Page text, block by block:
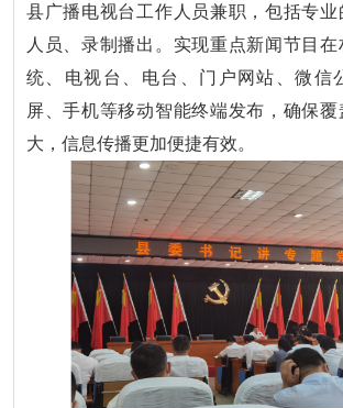
县广播电视台工作人员兼职，包括专业
人员、录制播出。实现重点新闻节目
统、电视台、电台、门户网站、微信
屏、手机等移动智能终端发布，确保覆
大，信息传播更加便捷有效。